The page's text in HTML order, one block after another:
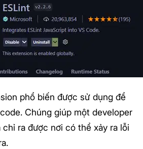
phổ biến được sử dụng để
Chúng giúp một developer
ra được nơi có thể xảy ra lỗi